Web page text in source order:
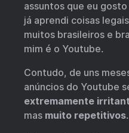
assuntos que eu
já aprendi coisas
muitos brasileiros e
mim é o Youtube.
Contudo, de uns
anúncios do Youtube
extremamente
mas muito repetitivos.